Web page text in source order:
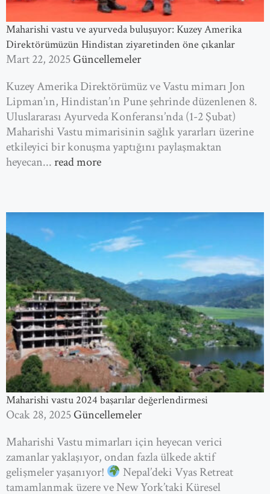
Maharishi vastu ve ayurveda buluşuyor: Kuzey Amerika
Direktörümüzün Hindistan ziyaretinden öne çıkanlar
Mart 22, 2025 Güncellemeler
Kuzey Amerika Direktörümüz ve Vastu mimarı Jon
Lipman’ın, Hindistan’ın Pune şehrinde düzenlenen 8.
Uluslararası Ayurveda Konferansı’nda (1-2 Şubat)
Maharishi Vastu mimarisinin sağlık yararları üzerine
etkileyici bir konuşma yaptığını paylaşmaktan
heyecan...read more
Maharishi vastu 2024 başarılar değerlendirmesi
Ocak 28, 2025 Güncellemeler
Maharishi Vastu mimarları için heyecan verici
zamanlar yaklaşıyor, ondan fazla ülkede aktif
gelişmeler yaşanıyor!
Nepal’deki Vyas Retreat
tamamlanmak üzere ve New York’taki Küresel